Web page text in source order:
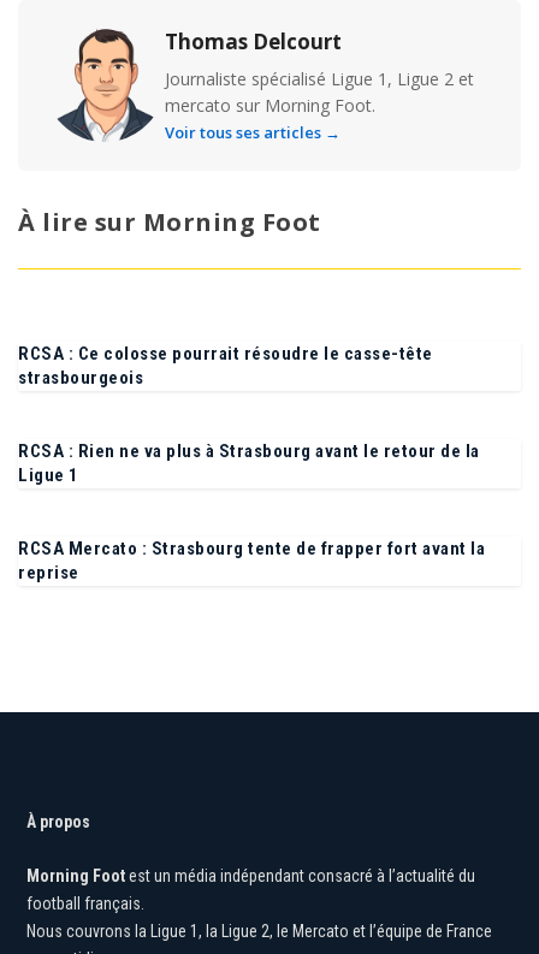
Thomas Delcourt
Journaliste spécialisé Ligue 1, Ligue 2 et
mercato sur Morning Foot.
RCSA : Ce colosse pourrait résoudre le casse-tête
RCSA : Rien ne va plus à Strasbourg avant le retour de la
RCSA Mercato : Strasbourg tente de frapper fort avant la
Morning Footest un média indépendant consacré à l’actualité du
football français.